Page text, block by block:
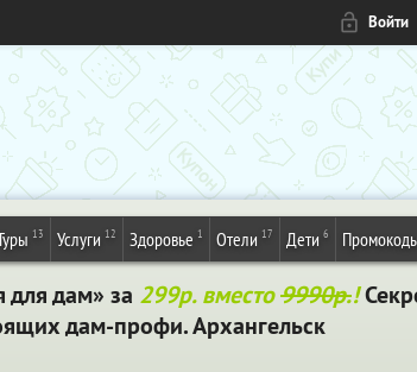
Войти
13 Услуги 12 Здоровье 1 Отели 17 Дети 6
для дам» за 299р. вместо9990р.!
дам-профи. Архангельск